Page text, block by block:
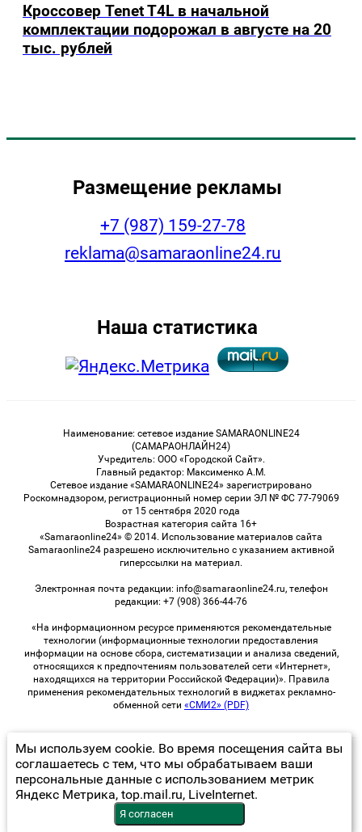
Кроссовер Tenet T4L в начальной
комплектации подорожал в августе на 20
тыс. рублей
Размещение рекламы
+7 (987) 159-27-78
reklama@samaraonline24.ru
Наша статистика
Наименование: сетевое издание SAMARAONLINE24
(САМАРАОНЛАЙН24)
Учредитель: ООО «Городской Сайт».
Главный редактор: Максименко А.М.
Сетевое издание «SAMARAONLINE24» зарегистрировано
Роскомнадзором, регистрационный номер серии ЭЛ № ФС 77-79069
от 15 сентября 2020 года
Возрастная категория сайта 16+
«Samaraonline24» © 2014. Использование материалов сайта
Samaraonline24 разрешено исключительно с указанием активной
гиперссылки на материал.
Электронная почта редакции: info@samaraonline24.ru, телефон
редакции: +7 (908) 366-44-76
«На информационном ресурсе применяются рекомендательные
технологии (информационные технологии предоставления
информации на основе сбора, систематизации и анализа сведений,
относящихся к предпочтениям пользователей сети «Интернет»,
находящихся на территории Российской Федерации)». Правила
применения рекомендательных технологий в виджетах рекламно-
обменной сети «СМИ2» (PDF)
© 2026 «samaraOnline24» | Все права защищены
Возрастная категория сайта 16+
Политика конфиденциальности
Мы используем cookie. Во время посещения сайта вы
соглашаетесь с тем, что мы обрабатываем ваши
персональные данные с использованием метрик
Яндекс Метрика, top.mail.ru, LiveInternet.
Я согласен